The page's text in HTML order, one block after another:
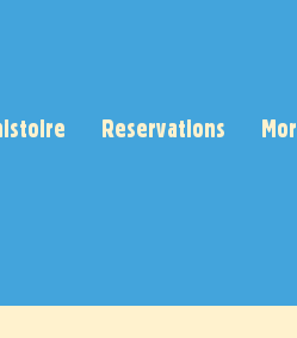
Reservations More